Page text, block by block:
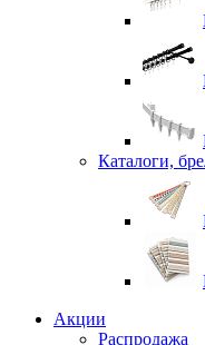
Каталоги,
Акции
Распродажа